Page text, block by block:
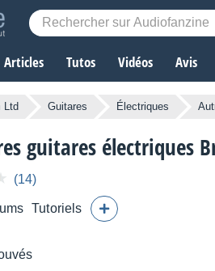
Articles Tutos Vidéos Avis
Ltd Guitares Électriques
guitares électriques
(14)
Tutoriels